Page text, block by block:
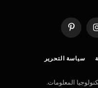
الانستغرامبينتيريست
سياسة التحرير
المعلومات.